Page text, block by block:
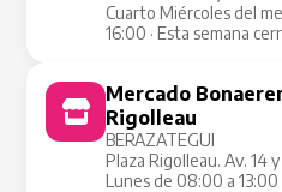
Cuarto Miércoles del
16:00 · Esta semana
Mercado
Rigolleau
BERAZATEGUI
Plaza Rigolleau. Av. 14
Lunes de 08:00 a 13:00